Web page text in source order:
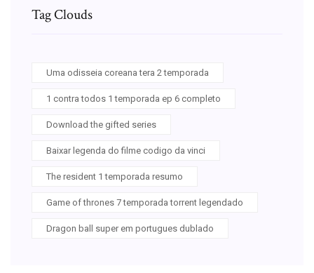
Tag Clouds
Uma odisseia coreana tera 2 temporada
1 contra todos 1 temporada ep 6 completo
Download the gifted series
Baixar legenda do filme codigo da vinci
The resident 1 temporada resumo
Game of thrones 7 temporada torrent legendado
Dragon ball super em portugues dublado